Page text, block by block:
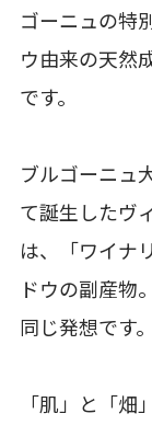
ゴーニュの特
ウ由来の天然
です。
ブルゴーニュ
て誕生したヴ
は、「ワイナ
ドウの副産物
同じ発想です。
「肌」と「